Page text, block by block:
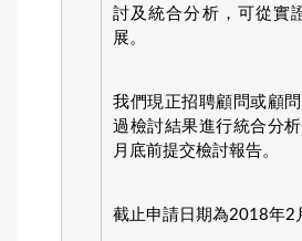
討及統合分析，可從實
展。
我們現正招聘顧問或顧
過檢討結果進行統合分
月底前提交檢討報告。
截止申請日期為2018年2